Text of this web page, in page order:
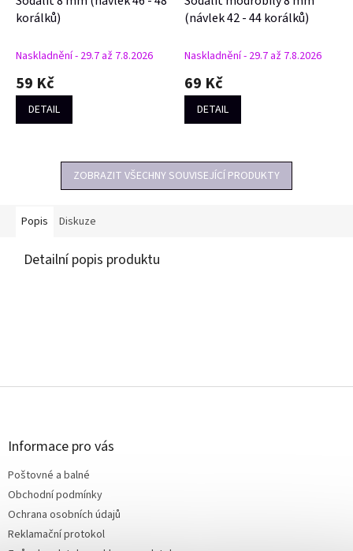
korálků)
Naskladnění - 29.7 až 7.8.2026
59 Kč
DETAIL
(návlek 42 - 44 korálků)
Naskladnění - 29.7 až 7.8.2026
69 Kč
DETAIL
ZOBRAZIT VŠECHNY SOUVISEJÍCÍ PRODUKTY
Popis Diskuze
Detailní popis produktu
Z
Informace pro vás
Poštovné a balné
Obchodní podmínky
Ochrana osobních údajů
Reklamační protokol